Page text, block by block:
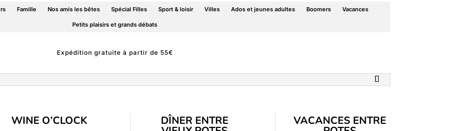
Famille Nos amis les bêtes Spécial Filles Sport & loisir Villes Ados et jeunes adultes Boomers Vacances
Petits plaisirs et grands débats
Expédition gratuite à partir de 55€
WINE O’CLOCK DÎNER ENTRE VACANCES ENTRE